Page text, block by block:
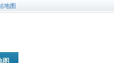
地图
图